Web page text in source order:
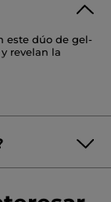
este dúo de gel-
revelan la
con Edulis y
la superficie de